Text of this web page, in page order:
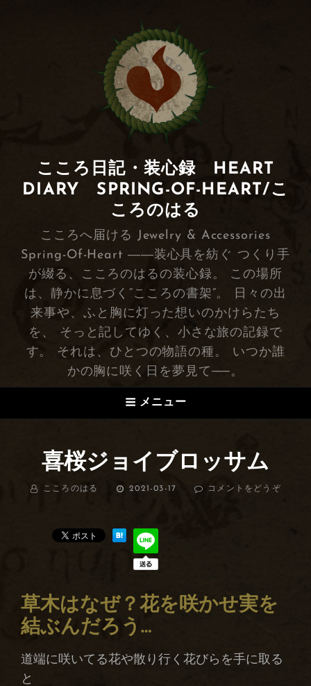
こころ日記・装心録 HEART
DIARY SPRING-OF-HEART/こ
ころのはる
こころへ届ける Jewelry & Accessories
Spring-Of-Heart ――装心具を紡ぐ つくり手
が綴る、こころのはるの装心録。 この場所
は、静かに息づく“こころの書架”。 日々の出
来事や、ふと胸に灯った想いのかけらたち
を、 そっと記してゆく、小さな旅の記録で
す。 それは、ひとつの物語の種。 いつか誰
かの胸に咲く日を夢見て──。
メニュー
喜桜ジョイブロッサム
BY こころのはる
投
2021-03-17 コメントをどうぞ
草木はなぜ？花を咲かせ実を
結ぶんだろう…
道端に咲いてる花や散り行く花びらを手に取る
と